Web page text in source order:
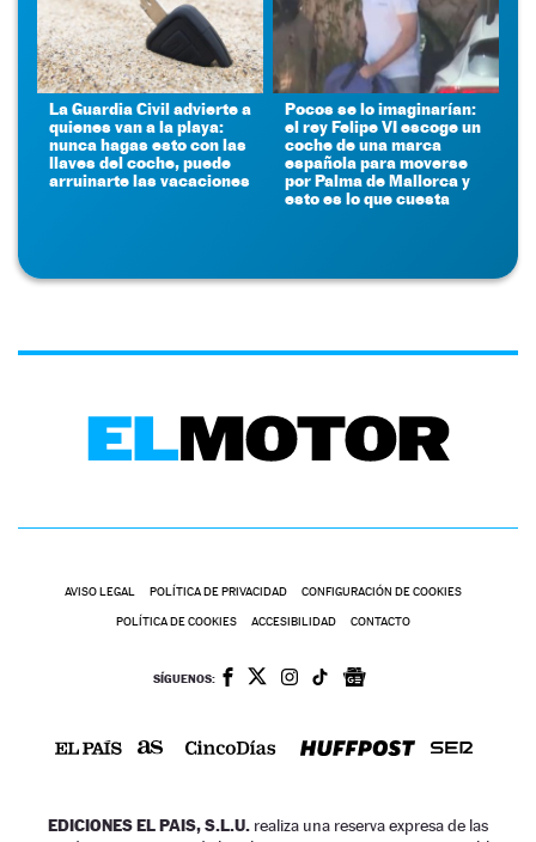
La Guardia Civil advierte a
quienes van a la playa:
nunca hagas esto con las
llaves del coche, puede
arruinarte las vacaciones
Pocos se lo imaginarían:
el rey Felipe VI escoge un
coche de una marca
española para moverse
por Palma de Mallorca y
esto es lo que cuesta
AVISO LEGAL POLÍTICA DE PRIVACIDAD CONFIGURACIÓN DE COOKIES
POLÍTICA DE COOKIES ACCESIBILIDAD CONTACTO
SÍGUENOS:
EDICIONES EL PAIS, S.L.U. realiza una reserva expresa de las